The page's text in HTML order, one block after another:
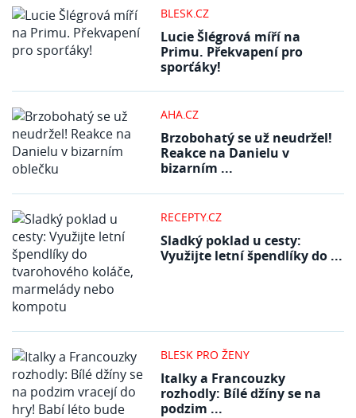
BLESK.CZ
Lucie Šlégrová míří na
Primu. Překvapení pro
sporťáky!
AHA.CZ
Brzobohatý se už neudržel!
Reakce na Danielu v
bizarním ...
RECEPTY.CZ
Sladký poklad u cesty:
Využijte letní špendlíky do ...
BLESK PRO ŽENY
Italky a Francouzky
rozhodly: Bílé džíny se na
podzim ...